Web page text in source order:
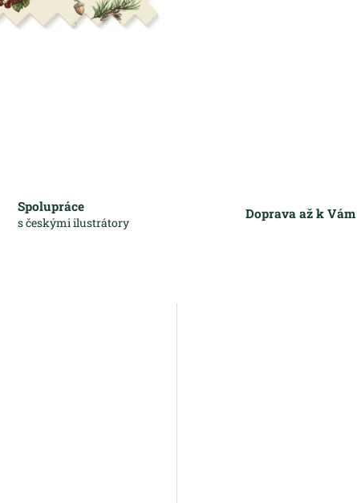
Spolupráce
s českými ilustrátory
Doprava až k